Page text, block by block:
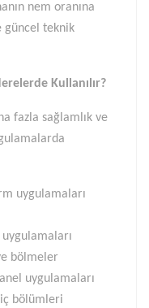
nem oranına
güncel teknik
Kullanılır?
fazla sağlamlık ve
uygulamaları
uygulamaları
bölmeler
uygulamaları
iç bölümleri